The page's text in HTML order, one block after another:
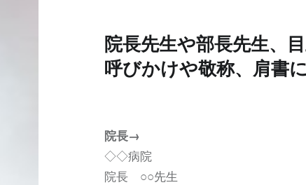
院長先生や部長先生、
呼びかけや敬称、肩書
院長→
◇◇病院
院長 ○○先生